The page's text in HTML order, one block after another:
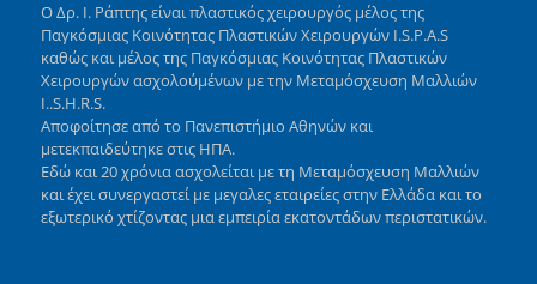
Ο Δρ. Ι. Ράπτης είναι πλαστικός χειρουργός μέλος της
Παγκόσμιας Κοινότητας Πλαστικών Χειρουργών I.S.P.A.S
καθώς και μέλος της Παγκόσμιας Κοινότητας Πλαστικών
Χειρουργών ασχολούμένων με την Μεταμόσχευση Μαλλιών
I..S.H.R.S.
Αποφοίτησε από το Πανεπιστήμιο Αθηνών και
μετεκπαιδεύτηκε στις ΗΠΑ.
Εδώ και 20 χρόνια ασχολείται με τη Μεταμόσχευση Μαλλιών
και έχει συνεργαστεί με μεγαλες εταιρείες στην Ελλάδα και το
εξωτερικό χτίζοντας μια εμπειρία εκατοντάδων περιστατικών.